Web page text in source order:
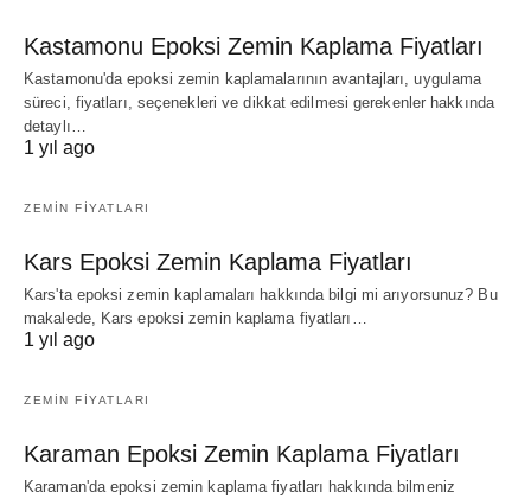
Kastamonu Epoksi Zemin Kaplama Fiyatları
Kastamonu'da epoksi zemin kaplamalarının avantajları, uygulama
süreci, fiyatları, seçenekleri ve dikkat edilmesi gerekenler hakkında
detaylı…
1 yıl ago
ZEMIN FIYATLARI
Kars Epoksi Zemin Kaplama Fiyatları
Kars'ta epoksi zemin kaplamaları hakkında bilgi mi arıyorsunuz? Bu
makalede, Kars epoksi zemin kaplama fiyatları…
1 yıl ago
ZEMIN FIYATLARI
Karaman Epoksi Zemin Kaplama Fiyatları
Karaman'da epoksi zemin kaplama fiyatları hakkında bilmeniz